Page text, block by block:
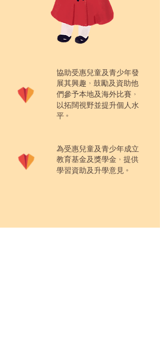
協助受惠兒童及青少年發
展其興趣 ， 鼓勵及資助他
們參予本地及海外比賽 ，
以拓闊視野並提升個人水
平 。
為受惠兒童及青少年成立
教育基金及獎學金 ， 提供
學習資助及升學意見 。